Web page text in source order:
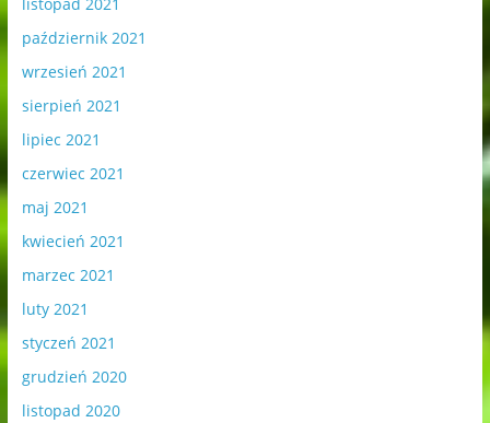
listopad 2021
październik 2021
wrzesień 2021
sierpień 2021
lipiec 2021
czerwiec 2021
maj 2021
kwiecień 2021
marzec 2021
luty 2021
styczeń 2021
grudzień 2020
listopad 2020